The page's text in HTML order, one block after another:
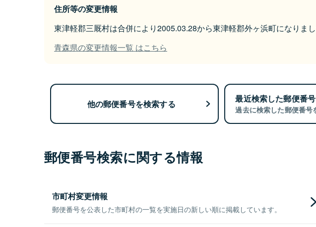
住所等の変更情報
東津軽郡三厩村は合併により2005.03.28から東津軽郡外ヶ浜町になりま
青森県の変更情報一覧 はこちら
他の郵便番号を検索する 最近検索した郵便番号
過去に検索した郵便番号
郵便番号検索に関する情報
市町村変更情報
郵便番号を公表した市町村の一覧を実施日の新しい順に掲載しています。